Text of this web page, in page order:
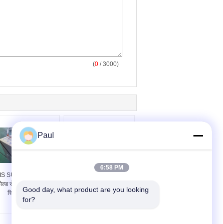
(0 / 3000)
SUS631 17-7PH
रोल्ड स्टेनलेस स्टील
स्ट्रिप और शीट
इन कॉइल शीट्स
Paul
6:58 PM
Good day, what product are you looking
for?